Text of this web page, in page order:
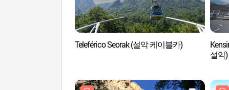
Teleférico Seorak (설악 케이블카)
설악)